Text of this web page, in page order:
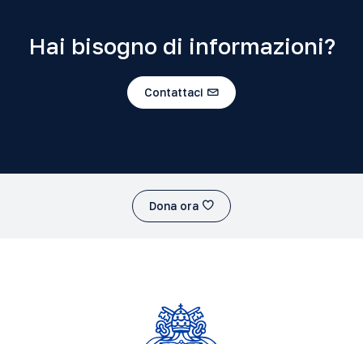
Hai bisogno di informazioni?
Contattaci
Dona ora